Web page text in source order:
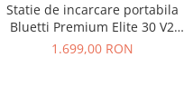
Statie de incarcare portabila
Bluetti Premium Elite 30 V2
600W 320Wh
1.699,00 RON